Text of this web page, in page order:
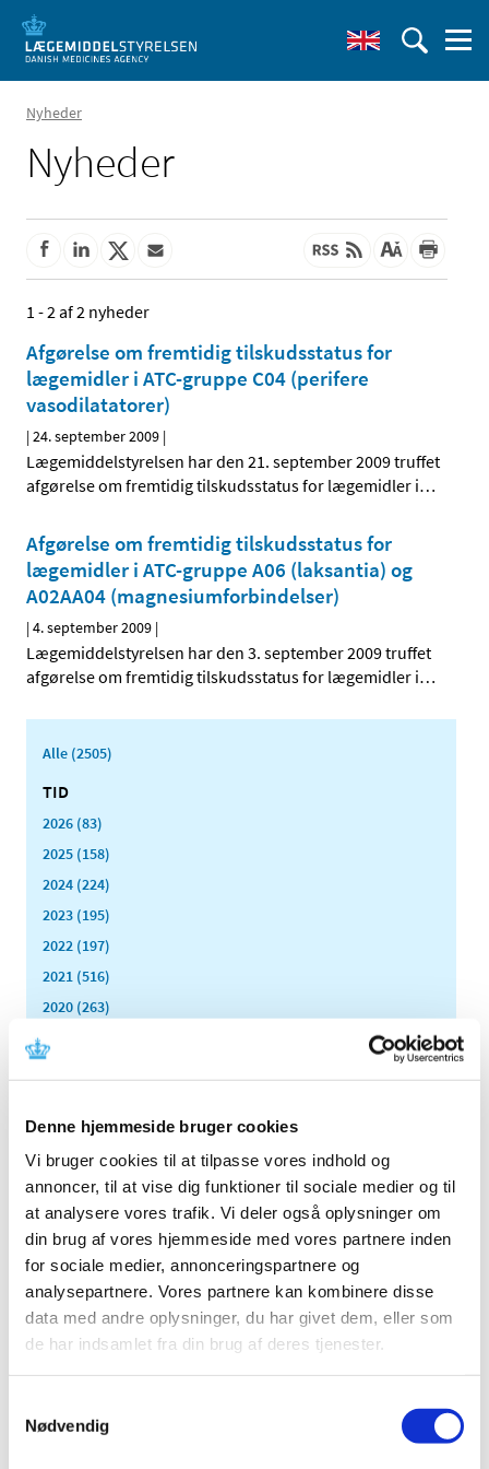
Denne hjemmeside bruger cookies
Vi bruger cookies til at tilpasse vores indhold og
annoncer, til at vise dig funktioner til sociale medier og til
at analysere vores trafik. Vi deler også oplysninger om
din brug af vores hjemmeside med vores partnere inden
for sociale medier, annonceringspartnere og
analysepartnere. Vores partnere kan kombinere disse
data med andre oplysninger, du har givet dem, eller som
de har indsamlet fra din brug af deres tjenester.
Nødvendig
Nyheder
Nyheder
1 - 2 af 2 nyheder
Afgørelse om fremtidig tilskudsstatus for
lægemidler i ATC-gruppe C04 (perifere
vasodilatatorer)
|24. september 2009 |
Lægemiddelstyrelsen har den 21. september 2009 truffet
afgørelse om fremtidig tilskudsstatus for lægemidler i…
Afgørelse om fremtidig tilskudsstatus for
lægemidler i ATC-gruppe A06 (laksantia) og
A02AA04 (magnesiumforbindelser)
|4. september 2009 |
Lægemiddelstyrelsen har den 3. september 2009 truffet
afgørelse om fremtidig tilskudsstatus for lægemidler i…
Alle (2505)
TID
2026 (83)
2025 (158)
2024 (224)
2023 (195)
2022 (197)
2021 (516)
2020 (263)
2016 (167)
2015 (33)
2014 (44)
2013 (49)
2012 (44)
2011 (13)
2010 (7)
2009 (14)
december (2)
oktober (1)